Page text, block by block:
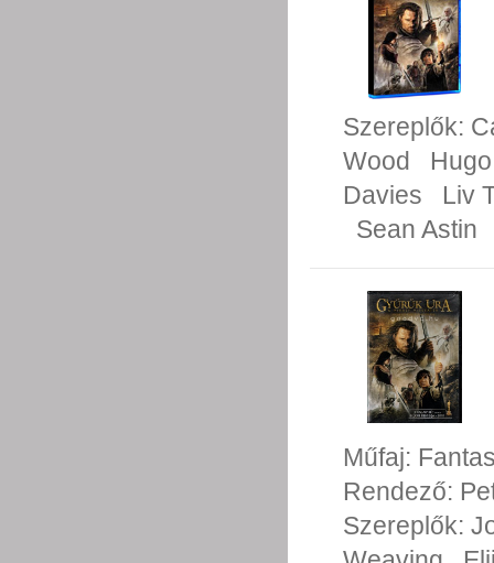
Szereplők:
Wood
Davies
Liv
Sean Astin
Műfaj:
Rendező:
Szereplők: